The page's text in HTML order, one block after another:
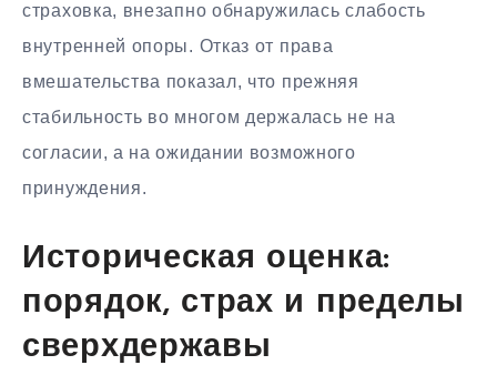
страховка, внезапно обнаружилась слабость
внутренней опоры. Отказ от права
вмешательства показал, что прежняя
стабильность во многом держалась не на
согласии, а на ожидании возможного
принуждения.
Историческая оценка:
порядок, страх и пределы
сверхдержавы